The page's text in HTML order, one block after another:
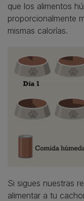
que los alimentos
proporcionalmente
mismas calorías.
Si sigues nuestras
alimentar a tu